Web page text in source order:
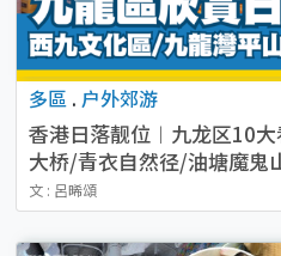
多區 . 户外郊游
香港日落靓位︱九龙区10
大桥/青衣自然径/油塘魔鬼
文 : 呂晞頌